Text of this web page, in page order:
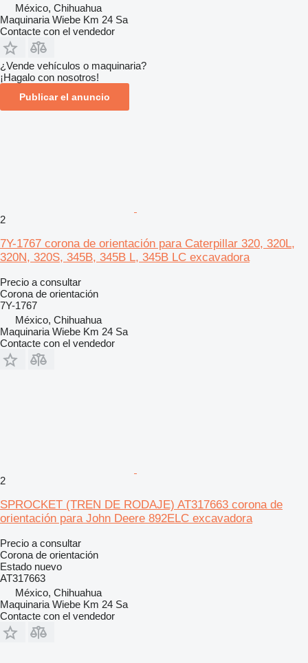
México, Chihuahua
Maquinaria Wiebe Km 24 Sa
Contacte con el vendedor
¿Vende vehículos o maquinaria?
¡Hagalo con nosotros!
Publicar el anuncio
2
7Y-1767 corona de orientación para Caterpillar 320, 320L,
320N, 320S, 345B, 345B L, 345B LC excavadora
Precio a consultar
Corona de orientación
7Y-1767
México, Chihuahua
Maquinaria Wiebe Km 24 Sa
Contacte con el vendedor
2
SPROCKET (TREN DE RODAJE) AT317663 corona de
orientación para John Deere 892ELC excavadora
Precio a consultar
Corona de orientación
Estado nuevo
AT317663
México, Chihuahua
Maquinaria Wiebe Km 24 Sa
Contacte con el vendedor